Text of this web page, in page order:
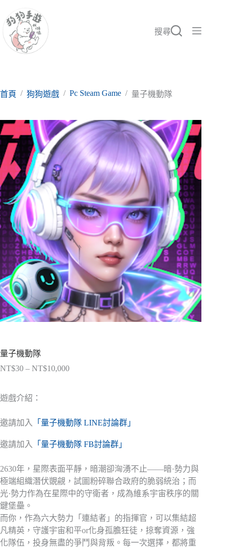
至
要
搜尋
首頁 / 狗狗遊戲 / Pc Steam Game / 量子機動隊
量子機動隊
NT$30 – NT$10,000價
NT$30
到
NT$10,000
遊戲介紹：
邀請加入 「量子機動隊 LINE討論群」
邀請加入 「量子機動隊 FB討論群」
2630年，星際表面平靜，暗潮卻洶湧不止——暗·勢力與
極端組織潛伏覬覦，試圖粉碎聯合政府的脆弱統治；而
光·勢力作為在星際中的守衛者，成為維系宇宙秩序的關
鍵堡壘。
而你，作為六大勢力「連結者」的指揮官，可以集結超
凡精英，守護宇宙和平or化身孤膽狂徒，掠奪資源，強
化隊伍，投身無盡的爭鬥與背叛。每一次選擇，都將重